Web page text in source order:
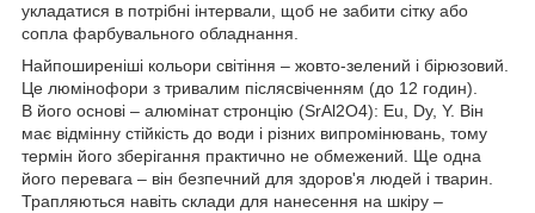
укладатися в потрібні інтервали, щоб не забити сітку або
сопла фарбувального обладнання.
Найпоширеніші кольори світіння – жовто-зелений і бірюзовий.
Це люмінофори з тривалим післясвіченням (до 12 годин).
В його основі – алюмінат стронцію (SrAl2O4): Eu, Dy, Y. Він
має відмінну стійкість до води і різних випромінювань, тому
термін його зберігання практично не обмежений. Ще одна
його перевага – він безпечний для здоров'я людей і тварин.
Трапляються навіть склади для нанесення на шкіру –